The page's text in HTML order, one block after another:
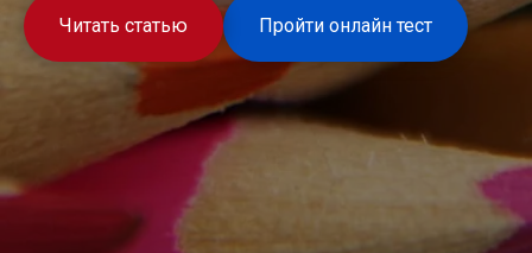
Читать статью Пройти онлайн тест